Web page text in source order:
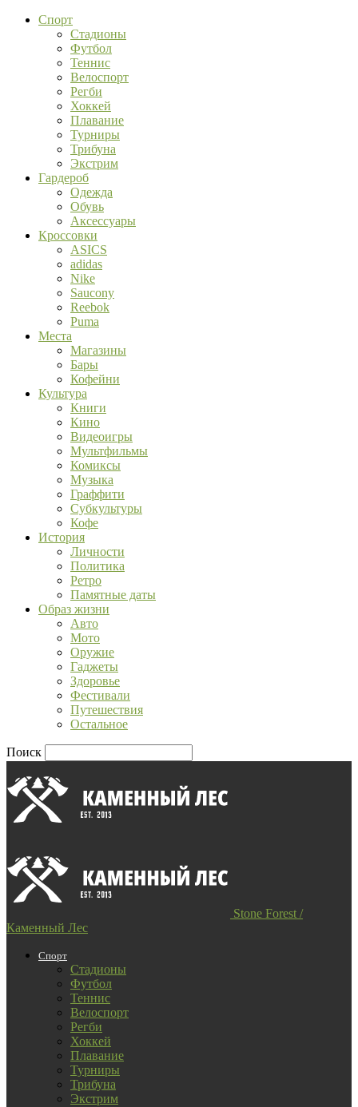
Спорт
Стадионы
Футбол
Теннис
Велоспорт
Регби
Хоккей
Плавание
Турниры
Трибуна
Экстрим
Гардероб
Одежда
Обувь
Аксессуары
Кроссовки
ASICS
adidas
Nike
Saucony
Reebok
Puma
Места
Магазины
Бары
Кофейни
Культура
Книги
Кино
Видеоигры
Мультфильмы
Комиксы
Музыка
Граффити
Субкультуры
Кофе
История
Личности
Политика
Ретро
Памятные даты
Образ жизни
Авто
Мото
Оружие
Гаджеты
Здоровье
Фестивали
Путешествия
Остальное
Поиск
Stone Forest /
Каменный Лес
Спорт
Стадионы
Футбол
Теннис
Велоспорт
Регби
Хоккей
Плавание
Турниры
Трибуна
Экстрим